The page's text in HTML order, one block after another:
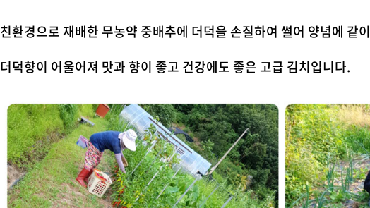
친환경으로 재배한 무농약 중배추에 더덕을 손질하여 썰어 양념에 같이
더덕향이 어울어져 맛과 향이 좋고 건강에도 좋은 고급 김치입니다.